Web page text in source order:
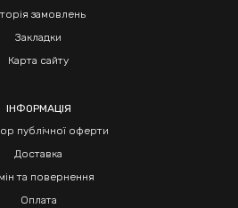
замовлень
Закладки
Карта сайту
ІНФОРМАЦІЯ
публічної оферти
Доставка
та повернення
Оплата